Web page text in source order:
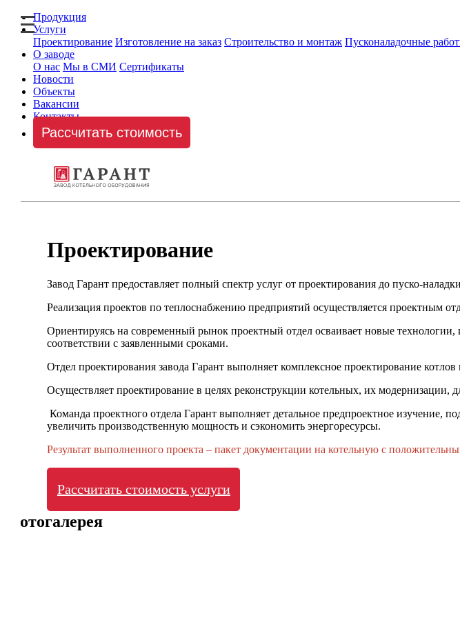
Продукция
Услуги
Проектирование Изготовление на заказ Строительство и монтаж Пусконаладочные
О заводе
О нас Мы в СМИ Сертификаты
Новости
Объекты
Вакансии
Контакты
Рассчитать стоимость
Проектирование
Завод Гарант предоставляет полный спектр услуг от проектирования до пуско-
Реализация проектов по теплоснабжению предприятий осуществляется проектным
Ориентируясь на современный рынок проектный отдел осваивает новые
соответствии с заявленными сроками.
Отдел проектирования завода Гарант выполняет комплексное проектирование котлов
Осуществляет проектирование в целях реконструкции котельных, их модернизации,
Команда проектного отдела Гарант выполняет детальное предпроектное изучение,
увеличить производственную мощность и сэкономить энергоресурсы.
Результат выполненного проекта – пакет документации на котельную с
Рассчитать стоимость услуги
Фотогалерея